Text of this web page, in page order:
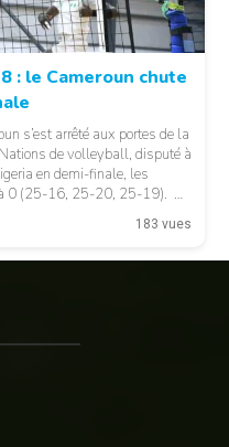
: le Cameroun chute
s’est arrêté aux portes de la
de volleyball, disputé à
en demi-finale, les
0 (25-16, 25-20, 25-19).
une prestation plus183 vues